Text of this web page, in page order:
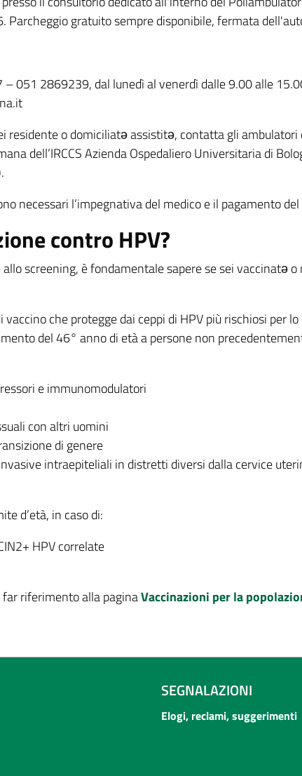
Parcheggio gratuito sempre disponibile, fermata
051 2869239, dal lunedì al venerdì dalle 9.00 alle
residente o domiciliatə assistitə, contatta gli ambulatori
dell’IRCCS Azienda Ospedaliero Universitaria di
necessari l’impegnativa del medico e il pagamento
contro HPV?
screening, è fondamentale sapere se sei vaccinatə
che protegge dai ceppi di HPV più rischiosi per
del 46° anno di età a persone non
e immunomodulatori
con altri uomini
di genere
intraepiteliali in distretti diversi dalla cervice
d’età, in caso di:
HPV correlate
riferimento alla paginaVaccinazioni per la
SEGNALAZIONI
Elogi, reclami, suggerimenti